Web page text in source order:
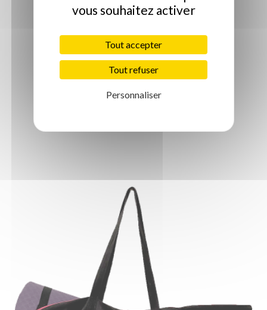
Sac pour tapis de yoga en...
75,00 €
vous souhaitez activer
Tout accepter
Tout refuser
Personnaliser